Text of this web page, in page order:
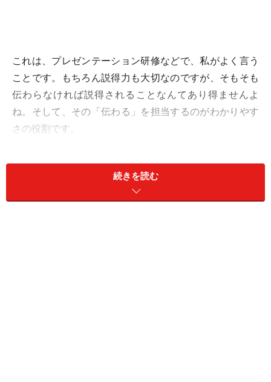
これは、プレゼンテーション研修などで、私がよく言う
ことです。もちろん説得力も大切なのですが、そもそも
伝わらなければ説得されることなんてあり得ませんよ
ね。そして、その「伝わる」を担当するのがわかりやす
さの役割です。
＜プレゼンの10のコツ！ 目次＞
続きを読む